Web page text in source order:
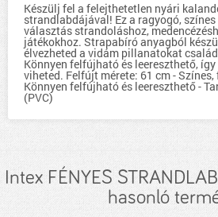
Készülj fel a felejthetetlen nyári
strandlabdájával! Ez a ragyogó,
választás strandoláshoz,
játékokhoz. Strapabíró anyagból
élvezheted a vidám pillanatokat
Könnyen felfújható és leereszthető,
viheted. Felfújt mérete: 61 cm - Színes,
Könnyen felfújható és leereszthető -
(PVC)
Intex FÉNYES
hasonló